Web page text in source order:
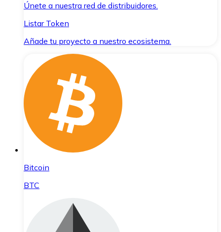
Únete a nuestra red de distribuidores.
Listar Token
Añade tu proyecto a nuestro ecosistema.
Bitcoin
BTC